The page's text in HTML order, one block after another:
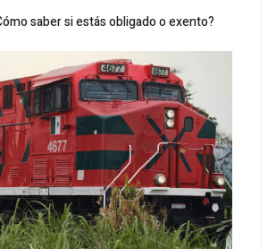
saber si estás obligado o exento?